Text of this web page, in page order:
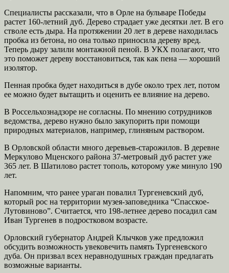
Специалисты рассказали, что в Орле на бульваре Победы
растет 160-летний дуб. Дерево страдает уже десятки лет. В его
стволе есть дыра. На протяжении 20 лет в дереве находилась
пробка из бетона, но она только приносила дереву вред.
Теперь дыру залили монтажной пеной. В УКХ полагают, что
это поможет дереву восстановиться, так как пена — хороший
изолятор.
Пенная пробка будет находиться в дубе около трех лет, потом
ее можно будет вытащить и оценить ее влияние на дерево.
В Россельхознадзоре не согласны. По мнению сотрудников
ведомства, дерево нужно было закупорить при помощи
природных материалов, например, глиняным раствором.
В Орловской области много деревьев-старожилов. В деревне
Меркулово Мценского района 37-метровый дуб растет уже
365 лет. В Шатилово растет тополь, которому уже минуло 190
лет.
Напомним, что ранее ураган повалил Тургеневский дуб,
который рос на территории музея-заповедника “Спасское-
Лутовиново”. Считается, что 198-летнее дерево посадил сам
Иван Тургенев в подростковом возрасте.
Орловский губернатор Андрей Клычков уже предложил
обсудить возможность увековечить память Тургеневского
дуба. Он призвал всех неравнодушных граждан предлагать
возможные варианты.